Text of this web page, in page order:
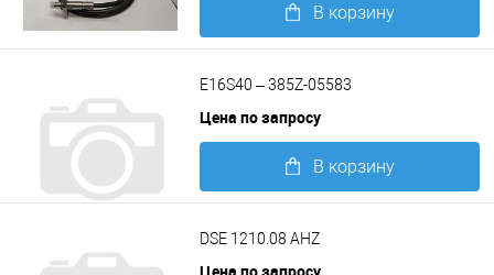
В корзину
E16S40 – 385Z-05583
Цена по запросу
В корзину
DSE 1210.08 AHZ